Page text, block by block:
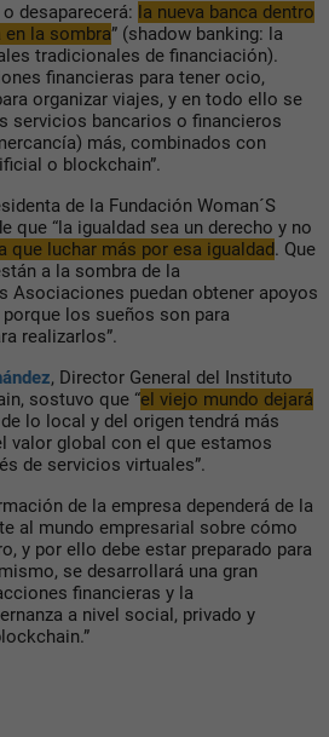
desaparecerá: la nueva banca dentro
en la sombra” (shadow banking: la
tradicionales de financiación).
financieras para tener ocio,
organizar viajes, y en todo ello se
servicios bancarios o financieros
más, combinados con
o blockchain”.
de la Fundación Woman´S
que “la igualdad sea un derecho y no
que luchar más por esa igualdad. Que
a la sombra de la
Asociaciones puedan obtener apoyos
los sueños son para
realizarlos”.
, Director General del Instituto
sostuvo que “el viejo mundo dejará
lo local y del origen tendrá más
valor global con el que estamos
de servicios virtuales”.
de la empresa dependerá de la
al mundo empresarial sobre cómo
y por ello debe estar preparado para
se desarrollará una gran
financieras y la
a nivel social, privado y